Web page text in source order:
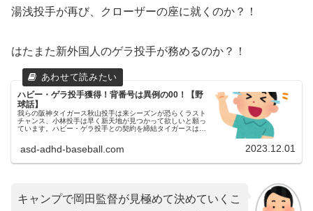
湯浅投手が再び、クローザーの座に就くのか？！
はたまた新外国人のゲラ投手が務めるのか？！
ハビー・ゲラ投手獲得！背番号は異例の00！【野
球話】
我らの阪神タイガース秋山投手は来シーズンが恐らくラスト
チャンス、小林投手は早く新天地が見つかって欲しいと願っ
ています。ハビー・ゲラ投手との契約を締結タイガースは、
asd-adhd-baseball.com 2023.12.01
キャンプで岡田監督が見極めて決めていくこ